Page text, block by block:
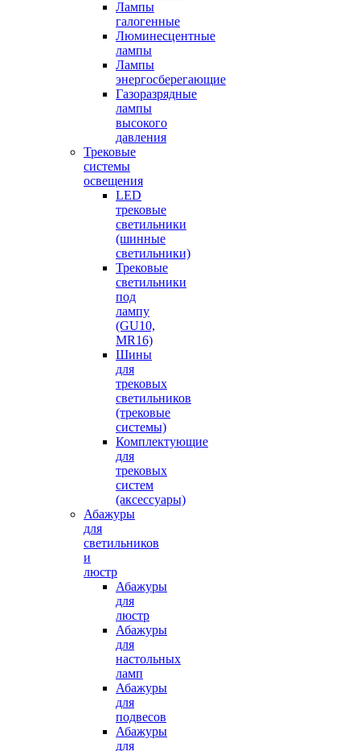
Лампы
галогенные
Люминесцентные
лампы
Лампы
энергосберегающие
Газоразрядные
лампы
высокого
давления
Трековые
системы
освещения
LED
трековые
светильники
(шинные
светильники)
Трековые
светильники
под
лампу
(GU10,
MR16)
Шины
для
трековых
светильников
(трековые
системы)
Комплектующие
для
трековых
систем
(аксессуары)
Абажуры
для
светильников
и
люстр
Абажуры
для
люстр
Абажуры
для
настольных
ламп
Абажуры
для
подвесов
Абажуры
для